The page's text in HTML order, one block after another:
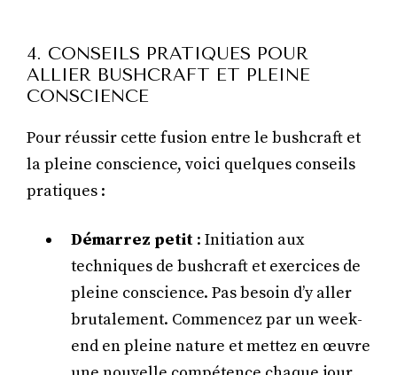
4. CONSEILS PRATIQUES POUR
ALLIER BUSHCRAFT ET PLEINE
CONSCIENCE
Pour réussir cette fusion entre le bushcraft et
la pleine conscience, voici quelques conseils
pratiques :
Démarrez petit : Initiation aux
techniques de bushcraft et exercices de
pleine conscience. Pas besoin d’y aller
brutalement. Commencez par un week-
end en pleine nature et mettez en œuvre